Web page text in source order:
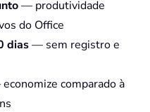
— produtividade
do Office
dias— sem registro e
comparado à